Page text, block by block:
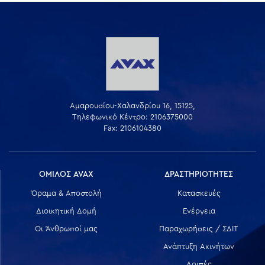
Αμαρουσίου-Χαλανδρίου 16, 15125,
Τηλεφωνικό Κέντρο: 2106375000
Fax: 2106104380
ΟΜΙΛΟΣ AVAX
Όραμα & Αποστολή
Διοικητική Δομή
Οι Άνθρωποί μας
ΔΡΑΣΤΗΡΙΟΤΗΤΕΣ
Κατασκευές
Ενέργεια
Παραχωρήσεις / ΣΔΙΤ
Ανάπτυξη Ακινήτων